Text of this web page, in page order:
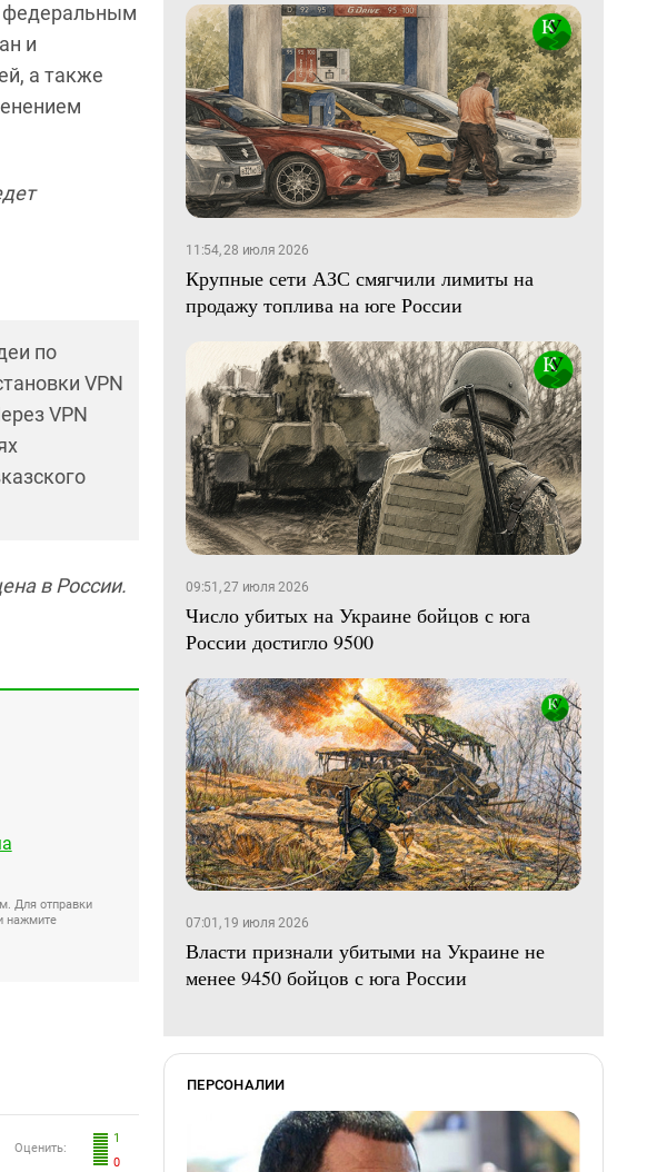
федеральным
и
а также
по
VPN
VPN
в России.
Для отправки
нажмите
1
0
Оценить:
11:54, 28 июля 2026
Крупные сети АЗС смягчили лимиты на
продажу топлива на юге России
09:51, 27 июля 2026
Число убитых на Украине бойцов с юга
России достигло 9500
07:01, 19 июля 2026
Власти признали убитыми на Украине не
менее 9450 бойцов с юга России
ПЕРСОНАЛИИ